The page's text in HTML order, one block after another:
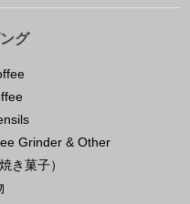
グ
Grinder & Other
き菓子）